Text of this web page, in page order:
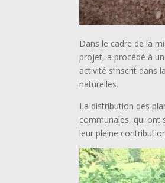
Dans le cadre de la
projet, a procédé à
activité s’inscrit dans
naturelles.
La distribution des
communales, qui ont
leur pleine